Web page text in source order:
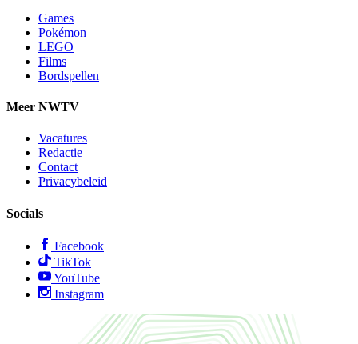
Games
Pokémon
LEGO
Films
Bordspellen
Meer NWTV
Vacatures
Redactie
Contact
Privacybeleid
Socials
Facebook
TikTok
YouTube
Instagram